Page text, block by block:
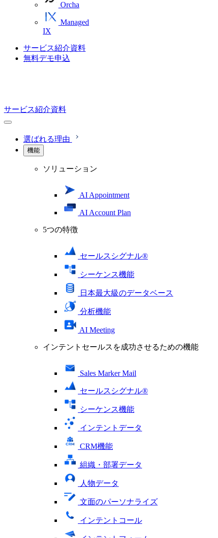
Orcha
Managed
IX
サービス紹介資料
無料デモ申込
サービス紹介資料
選ばれる理由
機能
ソリューション
AI Appointment
AI Account Plan
5つの特徴
セールスシグナル®
シーケンス機能
日本最大級のデータベース
分析機能
AI Meeting
インテントセールスを成功させるための機能
Sales Marker Mail
セールスシグナル®
シーケンス機能
インテントデータ
CRM機能
組織・部署データ
人物データ
文面のパーソナライズ
インテントコール